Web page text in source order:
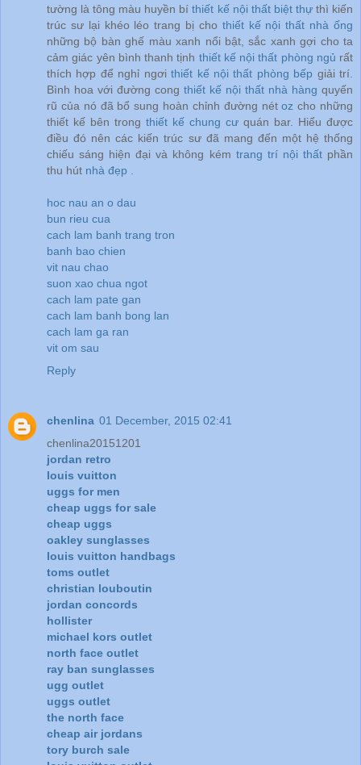
tường là tông màu huyền bíthiết kế nội thất biệt thựthì kiến
trúc sư lại khéo léo trang bị cho thiết kế nội thất nhà ống
những bộ bàn ghế màu xanh nổi bật, sắc xanh gợi cho ta
cảm giác yên bình thanh tịnh thiết kế nội thất phòng ngủ rất
thích hợp để nghỉ ngơithiết kế nội thất phòng bếp giải trí.
Bình hoa với đường cong thiết kế nội thất nhà hàng quyến
rũ của nó đã bổ sung hoàn chỉnh đường nétoz cho những
thiết kế bên trong thiết kế chung cư quán bar. Hiểu được
điều đó nên các kiến trúc sư đã mang đến một hệ thống
chiếu sáng hiện đại và không kém trang trí nội thấtphần
thu hút nhà đẹp
hoc nau an o dau
bun rieu cua
cach lam banh trang tron
banh bao chien
vit nau chao
suon xao chua ngot
cach lam pate gan
cach lam banh bong lan
cach lam ga ran
vit om sau
Reply
chenlina 01 December, 2015 02:41
chenlina20151201
jordan retro
louis vuitton
uggs for men
cheap uggs for sale
cheap uggs
oakley sunglasses
louis vuitton handbags
toms outlet
christian louboutin
jordan concords
hollister
michael kors outlet
north face outlet
ray ban sunglasses
ugg outlet
uggs outlet
the north face
cheap air jordans
tory burch sale